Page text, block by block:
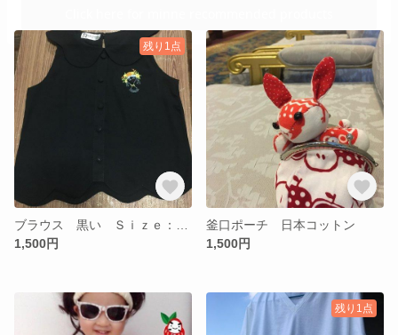
残り1点
1,500円
釜口ポーチ 日本コットン
1,500円
残り1点